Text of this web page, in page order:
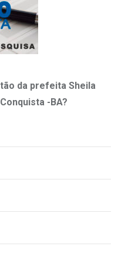
da prefeita Sheila
-BA?